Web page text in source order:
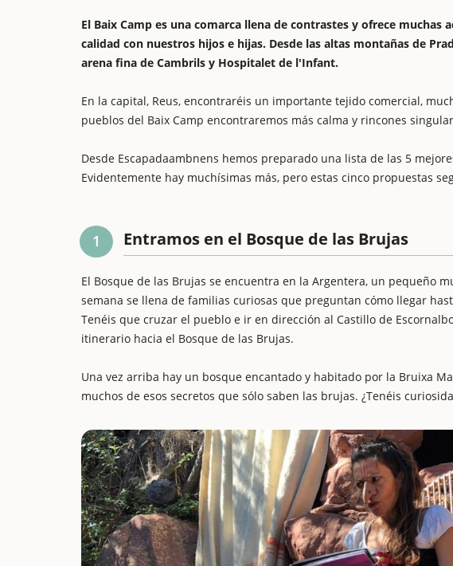
El Baix Camp es una comarca llena de contrastes y ofrece
calidad con nuestros hijos e hijas. Desde las altas montañas de
arena fina de Cambrils y Hospitalet de l'Infant.
En la capital, Reus, encontraréis un importante tejido comercial,
pueblos del Baix Camp encontraremos más calma y rincones
Desde Escapadaambnens hemos preparado una lista de las 5
Evidentemente hay muchísimas más, pero estas cinco propuestas
1 Entramos en el Bosque de las Brujas
El Bosque de las Brujas se encuentra en la Argentera, un pequeño
semana se llena de familias curiosas que preguntan cómo llegar
Tenéis que cruzar el pueblo e ir en dirección al Castillo de
itinerario hacia el Bosque de las Brujas.
Una vez arriba hay un bosque encantado y habitado por la Bruixa
muchos de esos secretos que sólo saben las brujas. ¿Tenéis